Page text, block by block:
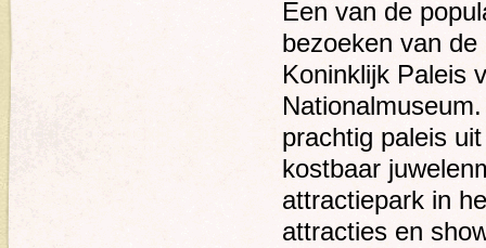
Een van de
bezoeken van
Koninklijk Paleis
prachtig paleis
kostbaar
attractiepark in
attracties en